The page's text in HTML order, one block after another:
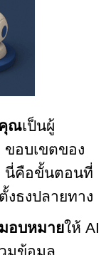
ณเป็นผู้
ขอบเขตของ
นี่คือขั้นตอนที่
ธงปลายทาง
มอบหมายให้ AI
มข้อมูล